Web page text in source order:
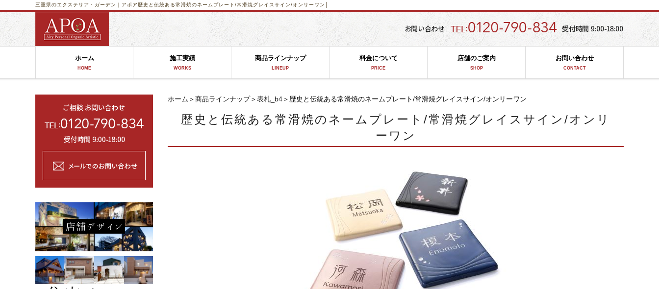
歴史と伝統ある常滑焼のネームプレート/常滑焼グレイスサイン/オンリーワン│
三重県のエクステリア・ガーデン｜アポア
ホーム
HOME
施工実績
WORKS
商品ラインナップ
LINEUP
料金について
PRICE
店舗のご案内
SHOP
お問い合わせ
CONTACT
ホーム ＞商品ラインナップ＞表札_b4＞歴史と伝統ある常滑焼のネームプレート/常滑焼グレイスサイン/オンリーワン
歴史と伝統ある常滑焼のネームプレート/常滑焼グレイスサイン/オンリ
ーワン